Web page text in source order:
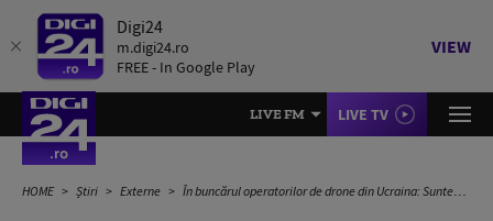
Digi24
m.digi24.ro
FREE - In Google Play
VIEW
LIVE FM LIVE TV
HOME Știri Externe În buncărul operatorilor de drone din Ucraina: Suntem mereu în legătură cu fabricanții, e un fel de cercetare de piață